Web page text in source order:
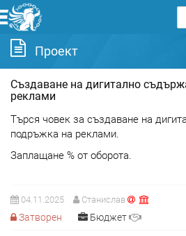
Проект
Създаване на дигитално
реклами
Търся човек за създаване на
подръжка на реклами.
Заплащане % от оборота.
04.11.2025 Станислав
Затворен Бюджет